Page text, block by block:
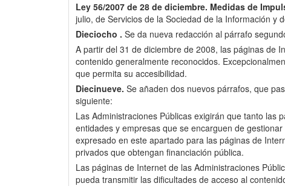
Ley 56/2007 de 28 de diciembre. Medidas de
julio, de Servicios de la Sociedad de la Información y
Dieciocho . Se da nueva redacción al párrafo
A partir del 31 de diciembre de 2008, las páginas de
contenido generalmente reconocidos.
que permita su accesibilidad.
Diecinueve. Se añaden dos nuevos párrafos, que
siguiente:
Las Administraciones Públicas exigirán que tanto las
entidades y empresas que se encarguen de
expresado en este apartado para las páginas de
privados que obtengan financiación pública.
Las páginas de Internet de las Administraciones
pueda transmitir las dificultades de acceso al